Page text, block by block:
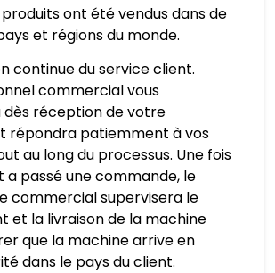
ont été vendus dans de
et régions du monde.
continue du service client.
commercial vous
réception de votre
répondra patiemment à vos
au long du processus. Une fois
a passé une commande, le
commercial supervisera le
et la livraison de la machine
que la machine arrive en
dans le pays du client.